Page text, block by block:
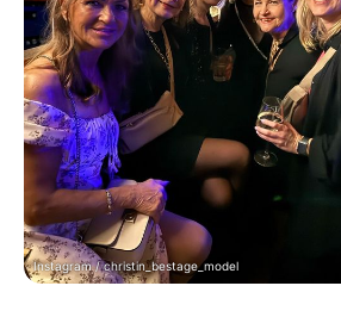
Instagram / christin_bestage_model